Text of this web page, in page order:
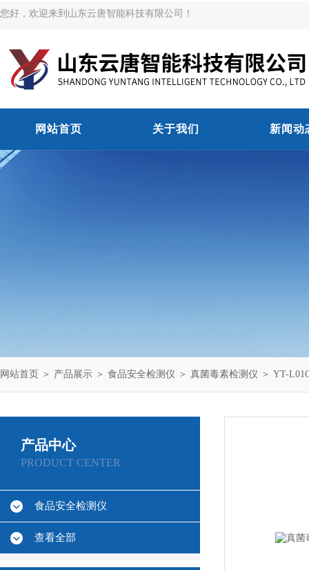
您好，欢迎来到山东云唐智能科技有限公司！
网站首页 关于我们 新闻动
网站首页 ＞ 产品展示 ＞ 食品安全检测仪 ＞ 真菌毒素检测仪 ＞ YT-
产品中心
PRODUCT CENTER
食品安全检测仪
查看全部